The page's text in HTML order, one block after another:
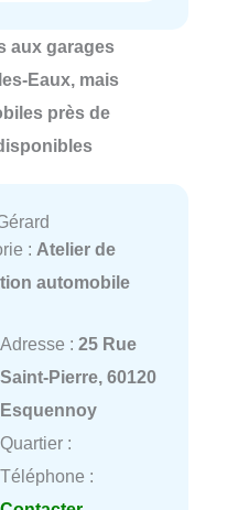
aux garages
Eaux, mais
près de
: Atelier de
automobile
Adresse : 25 Rue
Saint-Pierre, 60120
Esquennoy
Quartier :
Téléphone :